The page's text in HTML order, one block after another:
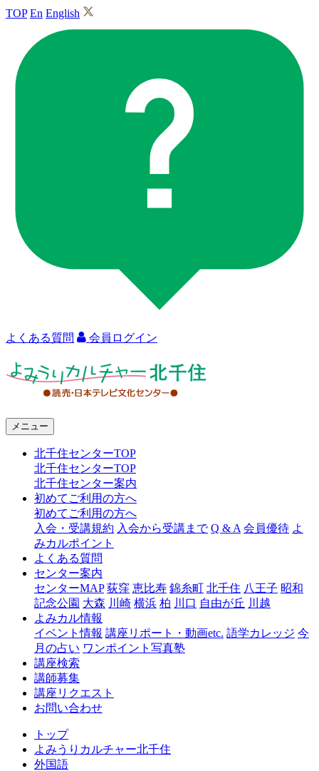
TOP En English
よくある質問 会員ログイン
ャ
千
メニュー
北千住センターTOP
北千住センターTOP
北千住センター案内
初めてご利用の方へ
初めてご利用の方へ
入会・受講規約 入会から受講まで Q & A 会員優待 よ
みカルポイント
よくある質問
センター案内
センターMAP 荻窪 恵比寿 錦糸町 北千住 八王子 昭和
記念公園 大森 川崎 横浜 柏 川口 自由が丘 川越
よみカル情報
イベント情報 講座リポート・動画etc. 語学カレッジ 今
月の占い ワンポイント写真塾
講座検索
講師募集
講座リクエスト
お問い合わせ
トップ
よみうりカルチャー北千住
外国語